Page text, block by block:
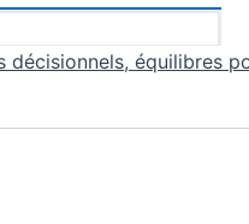
décisionnels, équilibres